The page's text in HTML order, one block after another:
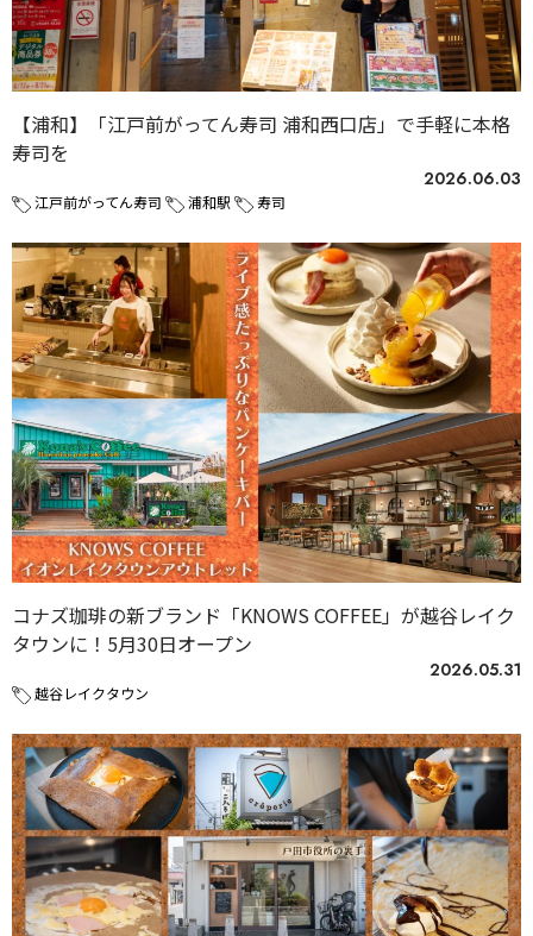
【浦和】「江戸前がってん寿司 浦和西口店」で手軽に本格
寿司を
2026.06.03
江戸前がってん寿司 浦和駅 寿司
コナズ珈琲の新ブランド「KNOWS COFFEE」が越谷レイク
タウンに！5月30日オープン
2026.05.31
越谷レイクタウン